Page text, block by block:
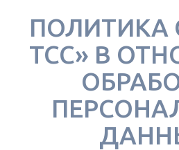
ПОЛИТИКА
ТСС» В